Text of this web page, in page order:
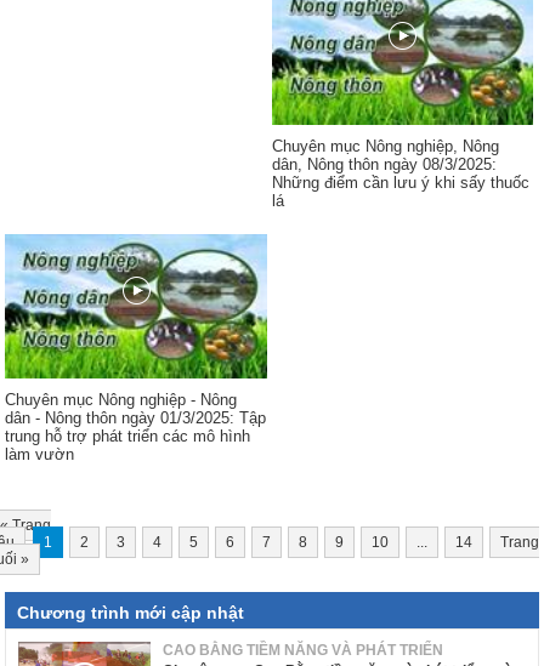
Chuyên mục Nông nghiệp, Nông
dân, Nông thôn ngày 08/3/2025:
Những điểm cần lưu ý khi sấy thuốc
lá
Chuyên mục Nông nghiệp - Nông
dân - Nông thôn ngày 01/3/2025: Tập
trung hỗ trợ phát triển các mô hình
làm vườn
«Trang
1 2 3 4 5 6 7 8 9 10 ... 14
Trang
»
Chương trình mới cập nhật
CAO BẰNG TIỀM NĂNG VÀ PHÁT TRIỂN